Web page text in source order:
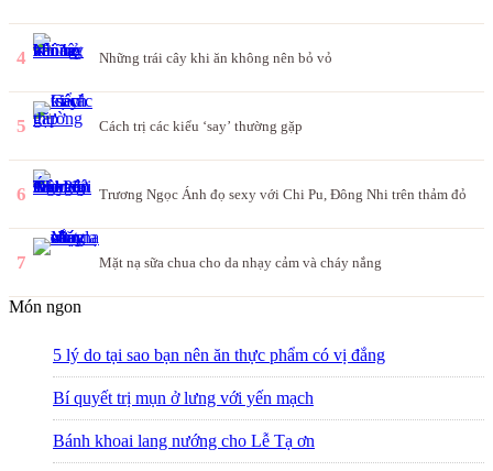
4 Những trái cây khi ăn không nên bỏ vỏ
5 Cách trị các kiểu ‘say’ thường gặp
6 Trương Ngọc Ánh đọ sexy với Chi Pu, Đông Nhi trên thảm đỏ
7 Mặt nạ sữa chua cho da nhạy cảm và cháy nắng
Món ngon
5 lý do tại sao bạn nên ăn thực phẩm có vị đắng
Bí quyết trị mụn ở lưng với yến mạch
Bánh khoai lang nướng cho Lễ Tạ ơn